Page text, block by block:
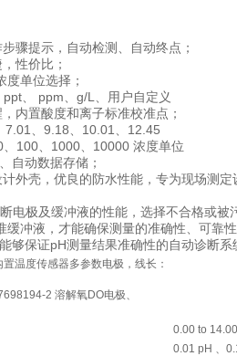
骤提示，自动检测、自动终点；
性价比；
单位选择；
、 ppm、g/L、用户自定义
内置酸度和离子标准校准点；
7.01、9.18、10.01、12.45
100、1000、10000 浓度单位
自动数据存储；
外壳，优良的防水性能，专为现场测定
电极及缓冲液的性能，选择不合格或
冲液，才能确保测量的准确性、可靠性
保证pH测量结果准确性的自动诊断系
温度传感器多参数电极，线长：
2 溶解氧DO电极、
0.00 to
0.01 pH 、